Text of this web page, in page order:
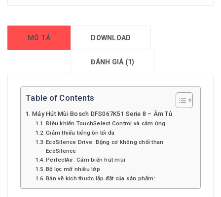
MÔ TẢ DOWNLOAD
ĐÁNH GIÁ (1)
Table of Contents
Máy Hút Mùi Bosch DFS067K51 Serie 8 – Âm Tủ
Điều khiển TouchSelect Control và cảm ứng
Giảm thiểu tiếng ồn tối đa
EcoSilence Drive: Động cơ không chổi than
EcoSilence
PerfectAir: Cảm biến hút mùi
Bộ lọc mỡ nhiều lớp
Bản vẽ kích thước lắp đặt của sản phẩm: